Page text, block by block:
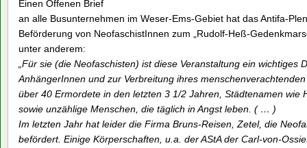
Einen Offenen Brief
an alle Busunternehmen im Weser-Ems-Gebiet hat das Antifa-
Beförderung von NeofaschistInnen zum „Rudolf-Heß-
unter anderem:
„Für sie (die Neofaschisten) ist diese Veranstaltung ein wichtiges
AnhängerInnen und zur Verbreitung ihres
über 40 Ermordete in den letzten 3 1/2 Jahren, Städtenamen wie
sowie unzählige Menschen, die täglich in Angst leben. ( … )
Im letzten Jahr hat leider die Firma Bruns-Reisen, Zetel, die
befördert. Einige Körperschaften, u.a. der AStA der Carl-von-